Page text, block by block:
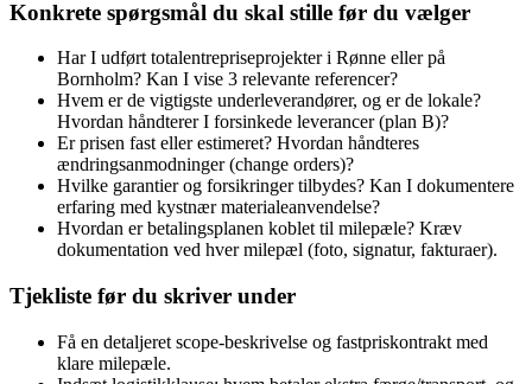
Konkrete spørgsmål du skal stille før du vælger
Har I udført totalentrepriseprojekter i Rønne eller på
Bornholm? Kan I vise 3 relevante referencer?
Hvem er de vigtigste underleverandører, og er de lokale?
Hvordan håndterer I forsinkede leverancer (plan B)?
Er prisen fast eller estimeret? Hvordan håndteres
ændringsanmodninger (change orders)?
Hvilke garantier og forsikringer tilbydes? Kan I dokumentere
erfaring med kystnær materialeanvendelse?
Hvordan er betalingsplanen koblet til milepæle? Kræv
dokumentation ved hver milepæl (foto, signatur, fakturaer).
Tjekliste før du skriver under
Få en detaljeret scope‑beskrivelse og fastpriskontrakt med
klare milepæle.